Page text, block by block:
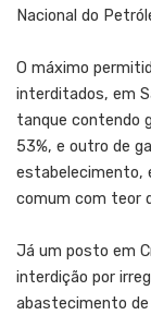
Nacional do
O máximo
interditados, em
tanque contendo
53%, e outro de
estabelecimento,
comum com teor
Já um posto em
interdição por
abastecimento de